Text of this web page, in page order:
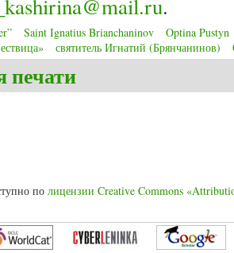
.
Saint Ignatius Brianchaninov Optina Pustyn
святитель Игнатий (Брянчанинов)
печати
по лицензии Creative Commons